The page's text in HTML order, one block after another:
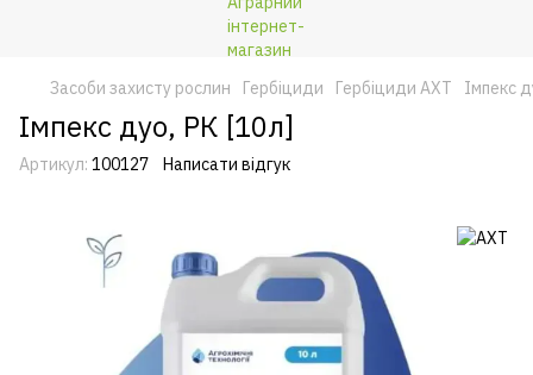
Засоби захисту рослин Гербіциди Гербіциди АХТ Імпекс
Імпекс дуо, РК [10л]
Артикул: 100127 Написати відгук